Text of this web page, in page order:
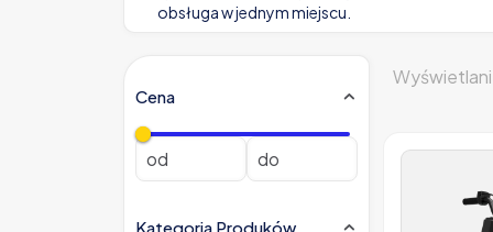
obsługa w jednym miejscu.
Cena
Kategoria Produków